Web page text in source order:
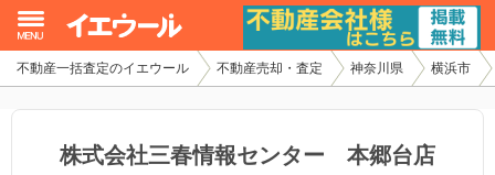
不動産一括査定のイエウール 不動産売却・査定 神奈川県 横浜市
株式会社三春情報センター 本郷台店
イエウール加盟希望の不動産会社様